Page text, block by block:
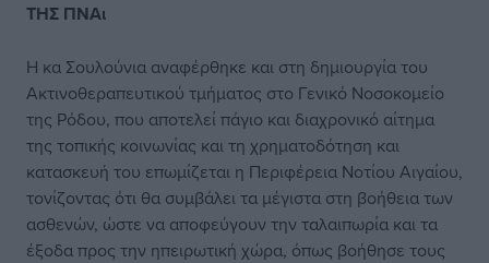
ΤΗΣ ΠΝΑι
Η κα Σουλούνια αναφέρθηκε και στη δημιουργία του
Ακτινοθεραπευτικού τμήματος στο Γενικό Νοσοκομείο
της Ρόδου, που αποτελεί πάγιο και διαχρονικό αίτημα
της τοπικής κοινωνίας και τη χρηματοδότηση και
κατασκευή του επωμίζεται η Περιφέρεια Νοτίου Αιγαίου,
τονίζοντας ότι θα συμβάλει τα μέγιστα στη βοήθεια των
ασθενών, ώστε να αποφεύγουν την ταλαιπωρία και τα
έξοδα προς την ηπειρωτική χώρα, όπως βοήθησε τους